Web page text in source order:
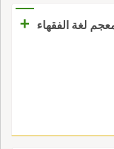
أَمرٌ من وَضَحَ يَضِحُ، بتثقيل النون
الوصل: صِلَنّ.
لغة الفقهاء
+